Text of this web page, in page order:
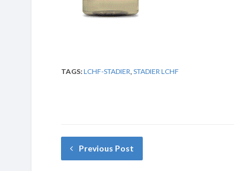
TAGS:LCHF-STADIER STADIER LCHF
Previous Post